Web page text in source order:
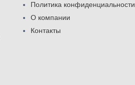
Политика конфиденциальности
О компании
Контакты